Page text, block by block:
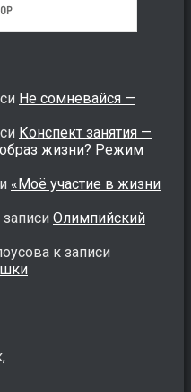
Не сомневайся —
Конспект занятия —
жизни? Режим
«Моё участие в жизни
записи Олимпийский
к записи